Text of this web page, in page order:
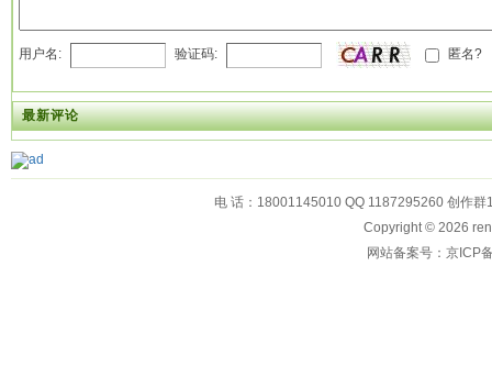
用户名: 验证码: 匿名?
最新评论
电 话：18001145010 QQ 1187295260 创作
Copyright © 2026
网站备案号：京ICP